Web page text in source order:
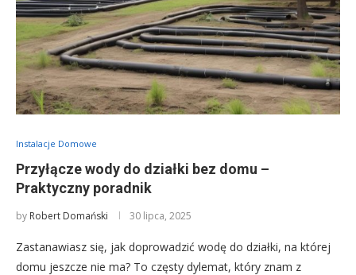
Instalacje Domowe
Przyłącze wody do działki bez domu –
Praktyczny poradnik
by Robert Domański 30 lipca, 2025
Zastanawiasz się, jak doprowadzić wodę do działki, na której
domu jeszcze nie ma? To częsty dylemat, który znam z